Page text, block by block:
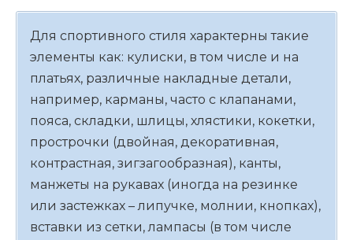
Для спортивного стиля характерны такие
элементы как: кулиски, в том числе и на
платьях, различные накладные детали,
например, карманы, часто с клапанами,
пояса, складки, шлицы, хлястики, кокетки,
прострочки (двойная, декоративная,
контрастная, зигзагообразная), канты,
манжеты на рукавах (иногда на резинке
или застежках – липучке, молнии, кнопках),
вставки из сетки, лампасы (в том числе